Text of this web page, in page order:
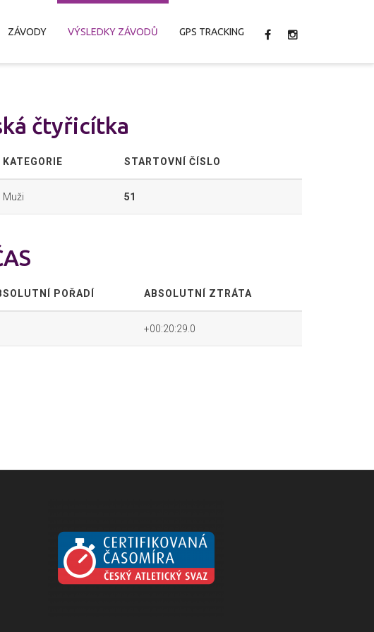
ZÁVODY VÝSLEDKY ZÁVODŮ GPS TRACKING
čtyřicítka
KATEGORIE STARTOVNÍ ČÍSLO
Muži 51
POŘADÍ ABSOLUTNÍ ZTRÁTA
+00:20:29.0